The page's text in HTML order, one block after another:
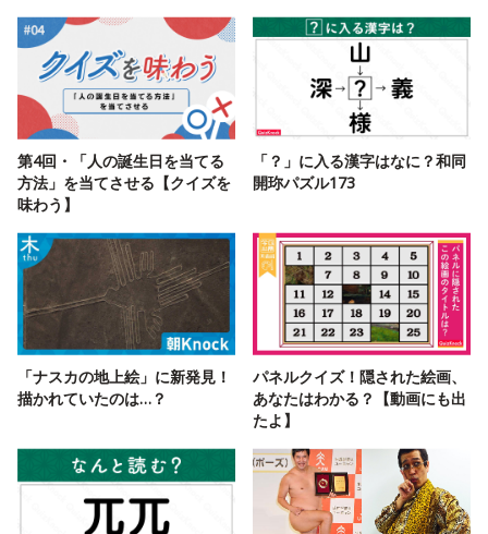
第4回・「人の誕生日を当てる
方法」を当てさせる【クイズを
味わう】
「？」に入る漢字はなに？和同
開珎パズル173
「ナスカの地上絵」に新発見！
描かれていたのは…？
パネルクイズ！隠された絵画、
あなたはわかる？【動画にも出
たよ】